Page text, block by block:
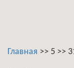
Главная >> 5 >>